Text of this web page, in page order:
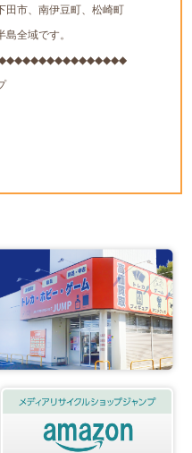
田市、南伊豆町、松崎町
全域です。